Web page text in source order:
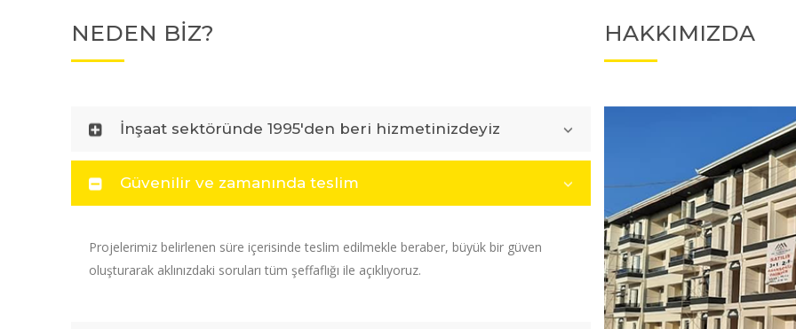
NEDEN BİZ?
İnşaat sektöründe 1995'den beri hizmetinizdeyiz
Güvenilir ve zamanında teslim
Projelerimiz belirlenen süre içerisinde teslim edilmekle beraber, büyük bir güven
oluşturarak aklınızdaki soruları tüm şeffaflığı ile açıklıyoruz.
HAKKIMIZDA